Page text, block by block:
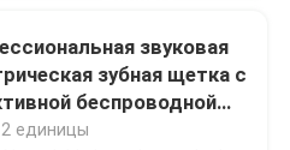
звуковая
зубная щетка с
беспроводной
IPX7 Водостойкая
2 единицы